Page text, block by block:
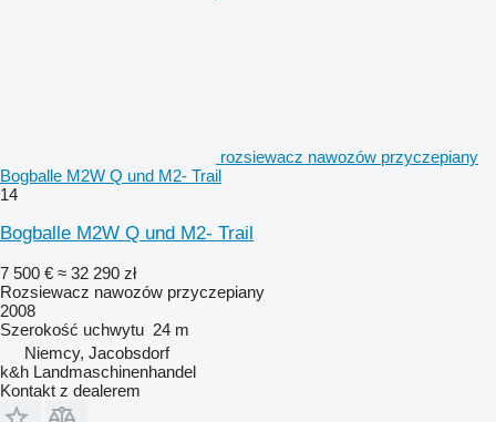
rozsiewacz nawozów przyczepiany
Bogballe M2W Q und M2- Trail
14
Bogballe M2W Q und M2- Trail
7 500 € ≈ 32 290 zł
Rozsiewacz nawozów przyczepiany
2008
Szerokość uchwytu 24 m
Niemcy, Jacobsdorf
k&h Landmaschinenhandel
Kontakt z dealerem